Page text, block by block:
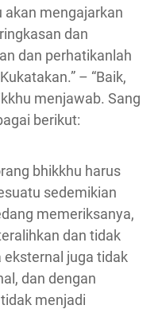
akan mengajarkan
dan
dan perhatikanlah
– “Baik,
menjawab. Sang
berikut:
bhikkhu harus
sedemikian
memeriksanya,
dan tidak
eksternal juga tidak
dan dengan
menjadi